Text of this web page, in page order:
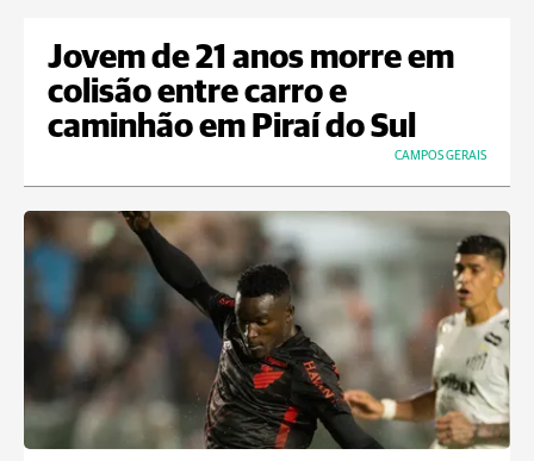
Jovem de 21 anos morre em
colisão entre carro e
caminhão em Piraí do Sul
CAMPOS GERAIS